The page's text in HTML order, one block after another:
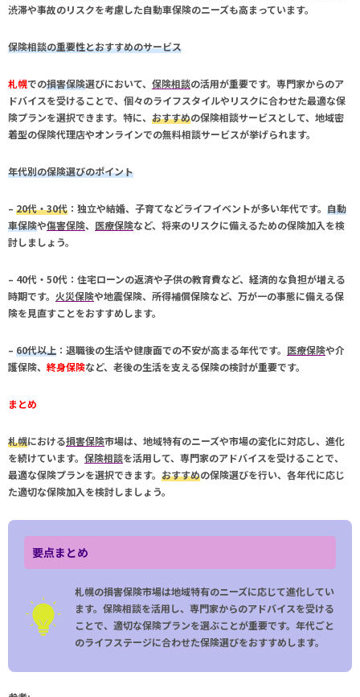
渋滞や事故のリスクを考慮した自動車保険のニーズも高まっています。
保険相談の重要性とおすすめのサービス
札幌での損害保険選びにおいて、 保険相談の活用が重要です。専門家からのア
ドバイスを受けることで、個々のライフスタイルやリスクに合わせた最適な保
険プランを選択できます。特に、 おすすめの保険相談サービスとして、地域密
着型の保険代理店やオンラインでの無料相談サービスが挙げられます。
年代別の保険選びのポイント
– 20代・30代 ：独立や結婚、子育てなどライフイベントが多い年代です。 自動
車保険や傷害保険、 医療保険など、将来のリスクに備えるための保険加入を検
討しましょう。
– 40代・50代 ：住宅ローンの返済や子供の教育費など、経済的な負担が増える
時期です。 火災保険や地震保険、 所得補償保険など、万が一の事態に備える保
険を見直すことをおすすめします。
– 60代以上 ：退職後の生活や健康面での不安が高まる年代です。 医療保険や介
護保険、 終身保険など、老後の生活を支える保険の検討が重要です。
まとめ
札幌における損害保険市場は、地域特有のニーズや市場の変化に対応し、進化
を続けています。 保険相談を活用して、専門家のアドバイスを受けることで、
最適な保険プランを選択できます。 おすすめの保険選びを行い、各年代に応じ
た適切な保険加入を検討しましょう。
要点まとめ
札幌の損害保険市場は地域特有のニーズに応じて進化してい
ます。保険相談を活用し、専門家からのアドバイスを受ける
ことで、適切な保険プランを選ぶことが重要です。年代ごと
のライフステージに合わせた保険選びをおすすめします。